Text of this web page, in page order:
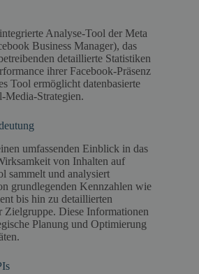
Analyse-Tool der Meta
Business Manager), das
detaillierte Statistiken
ihrer Facebook-Präsenz
Tool ermöglicht datenbasierte
Media-Strategien.
umfassenden Einblick in das
von Inhalten auf
sammelt und analysiert
grundlegenden Kennzahlen wie
bis hin zu detaillierten
Zielgruppe. Diese Informationen
Planung und Optimierung